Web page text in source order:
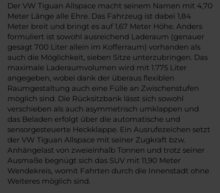
Der VW Tiguan Allspace macht seinem Namen mit 4,70
Meter Länge alle Ehre. Das Fahrzeug ist dabei 1,84
Meter breit und bringt es auf 1,67 Meter Höhe. Anders
formuliert ist sowohl ausreichend Laderaum (genauer
gesagt 700 Liter allein im Kofferraum) vorhanden als
auch die Möglichkeit, sieben Sitze unterzubringen. Das
maximale Laderaumvolumen wird mit 1.775 Liter
angegeben, wobei dank der überaus flexiblen
Raumgestaltung auch eine Fülle an Zwischenstufen
möglich sind. Die Rücksitzbank lässt sich sowohl
verschieben als auch asymmetrisch umklappen und
das Beladen erfolgt über die automatische und
sensorgesteuerte Heckklappe. Ein Ausrufezeichen setzt
der VW Tiguan Allspace mit seiner Zugkraft bzw.
Anhängelast von zweieinhalb Tonnen und trotz seiner
Ausmaße begnügt sich das SUV mit 11,90 Meter
Wendekreis, womit Fahrten durch die Innenstadt ohne
Weiteres möglich sind.